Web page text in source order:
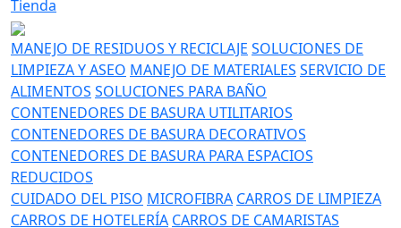
Tienda
MANEJO DE RESIDUOS Y RECICLAJE SOLUCIONES DE
LIMPIEZA Y ASEO MANEJO DE MATERIALES SERVICIO DE
ALIMENTOS SOLUCIONES PARA BAÑO
CONTENEDORES DE BASURA UTILITARIOS
CONTENEDORES DE BASURA DECORATIVOS
CONTENEDORES DE BASURA PARA ESPACIOS
REDUCIDOS
CUIDADO DEL PISO MICROFIBRA CARROS DE LIMPIEZA
CARROS DE HOTELERÍA CARROS DE CAMARISTAS